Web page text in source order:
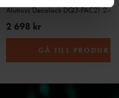
2 698 kr
GÅ TILL PRODUKT